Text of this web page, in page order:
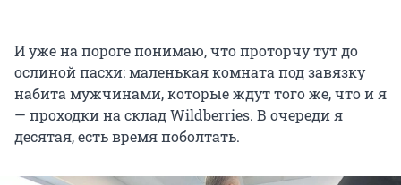
И уже на пороге понимаю, что проторчу тут до
ослиной пасхи: маленькая комната под завязку
набита мужчинами, которые ждут того же, что и я
— проходки на склад Wildberries. В очереди я
десятая, есть время поболтать.